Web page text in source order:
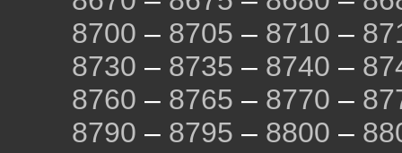
8700 – 8705 – 8710 –
8730 – 8735 – 8740 –
8760 – 8765 – 8770 –
8790 – 8795 – 8800 –